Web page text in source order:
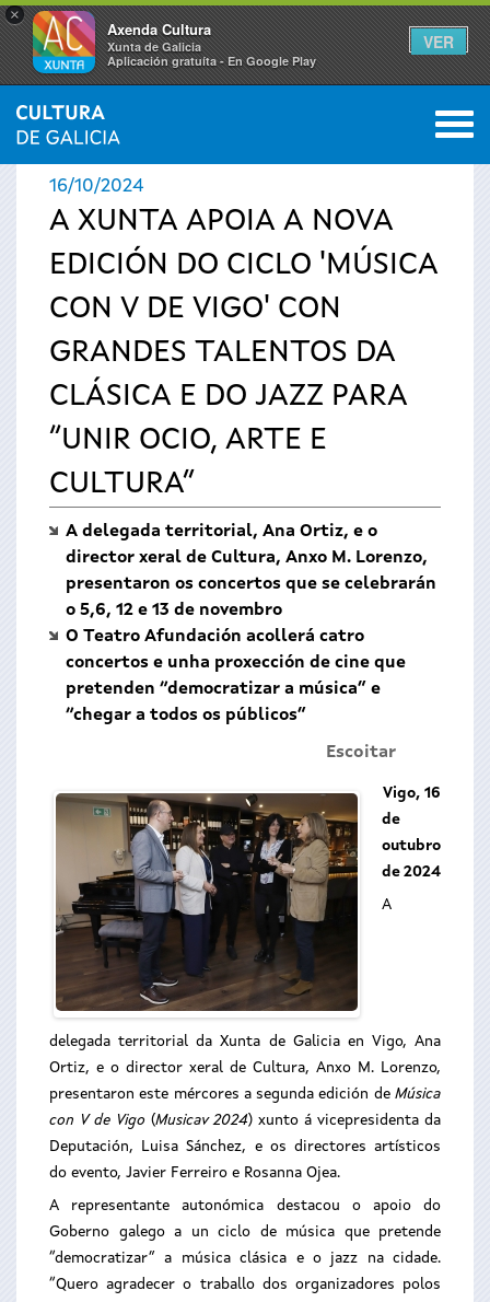
×
Axenda Cultura
Xunta de Galicia
Aplicación gratuíta - En Google Play
VER
Vostede
está
aquí
INICIO › ACTUALIDADE 0
16/10/2024
A XUNTA APOIA A NOVA
EDICIÓN DO CICLO 'MÚSICA
CON V DE VIGO' CON
GRANDES TALENTOS DA
CLÁSICA E DO JAZZ PARA
“UNIR OCIO, ARTE E
CULTURA”
A delegada territorial, Ana Ortiz, e o
director xeral de Cultura, Anxo M. Lorenzo,
presentaron os concertos que se celebrarán
o 5,6, 12 e 13 de novembro
O Teatro Afundación acollerá catro
concertos e unha proxección de cine que
pretenden “democratizar a música” e
“chegar a todos os públicos”
Escoitar
Vigo, 16
de
outubro
de 2024
A
delegada territorial da Xunta de Galicia en Vigo, Ana
Ortiz, e o director xeral de Cultura, Anxo M. Lorenzo,
presentaron este mércores a segunda edición de Música
con V de Vigo(Musicav 2024) xunto á vicepresidenta da
Deputación, Luisa Sánchez, e os directores artísticos
do evento, Javier Ferreiro e Rosanna Ojea.
A representante autonómica destacou o apoio do
Goberno galego a un ciclo de música que pretende
“democratizar” a música clásica e o jazz na cidade.
“Quero agradecer o traballo dos organizadores polos